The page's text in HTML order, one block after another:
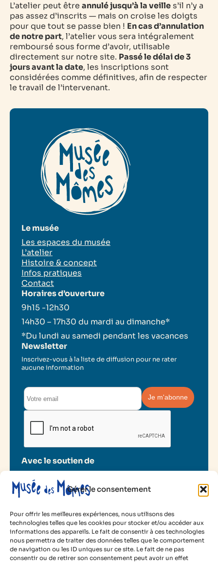
Gérer le consentement
Pour offrir les meilleures expériences, nous utilisons des
technologies telles que les cookies pour stocker et/ou accéder aux
informations des appareils. Le fait de consentir à ces technologies
nous permettra de traiter des données telles que le comportement
de navigation ou les ID uniques sur ce site. Le fait de ne pas
consentir ou de retirer son consentement peut avoir un effet
L’atelier peut être annulé jusqu’à la veille s’il n’y a
pas assez d’inscrits — mais on croise les doigts
pour que tout se passe bien ! En cas d’annulation
de notre part, l’atelier vous sera intégralement
remboursé sous forme d’avoir, utilisable
directement sur notre site. Passé le délai de 3
jours avant la date, les inscriptions sont
considérées comme définitives, afin de respecter
le travail de l’intervenant.
Le musée
Les espaces du musée
L’atelier
Histoire & concept
Infos pratiques
Contact
Horaires d’ouverture
9h15 -12h30
14h30 – 17h30 du mardi au dimanche*
*Du lundi au samedi pendant les vacances
Newsletter
Inscrivez-vous à la liste de diffusion pour ne rater
aucune information
Avec le soutien de
2025 Musée des Mômes
Mentions légales